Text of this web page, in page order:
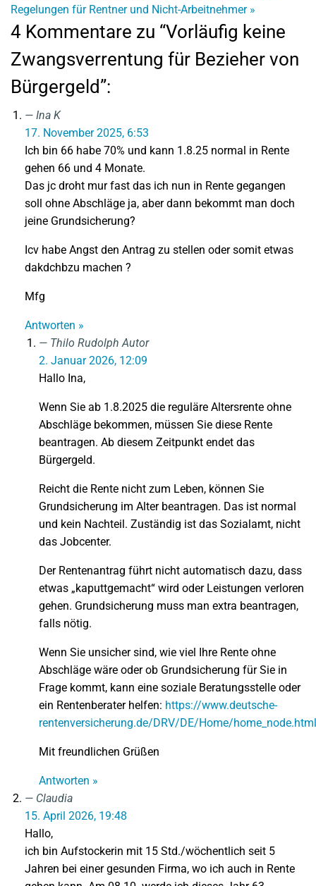
Regelungen für Rentner und Nicht-Arbeitnehmer »
4 Kommentare zu “Vorläufig keine
Zwangsverrentung für Bezieher von
Bürgergeld”:
Ina K
17. November 2025, 6:53
Ich bin 66 habe 70% und kann 1.8.25 normal in Rente
gehen 66 und 4 Monate.
Das jc droht mur fast das ich nun in Rente gegangen
soll ohne Abschläge ja, aber dann bekommt man doch
jeine Grundsicherung?
Icv habe Angst den Antrag zu stellen oder somit etwas
dakdchbzu machen ?
Mfg
Antworten »
Thilo RudolphAutor
2. Januar 2026, 12:09
Hallo Ina,
Wenn Sie ab 1.8.2025 die reguläre Altersrente ohne
Abschläge bekommen, müssen Sie diese Rente
beantragen. Ab diesem Zeitpunkt endet das
Bürgergeld.
Reicht die Rente nicht zum Leben, können Sie
Grundsicherung im Alter beantragen. Das ist normal
und kein Nachteil. Zuständig ist das Sozialamt, nicht
das Jobcenter.
Der Rentenantrag führt nicht automatisch dazu, dass
etwas „kaputtgemacht“ wird oder Leistungen verloren
gehen. Grundsicherung muss man extra beantragen,
falls nötig.
Wenn Sie unsicher sind, wie viel Ihre Rente ohne
Abschläge wäre oder ob Grundsicherung für Sie in
Frage kommt, kann eine soziale Beratungsstelle oder
ein Rentenberater helfen: https://www.deutsche-
rentenversicherung.de/DRV/DE/Home/home_node.html
Mit freundlichen Grüßen
Antworten »
Claudia
15. April 2026, 19:48
Hallo,
ich bin Aufstockerin mit 15 Std./wöchentlich seit 5
Jahren bei einer gesunden Firma, wo ich auch in Rente